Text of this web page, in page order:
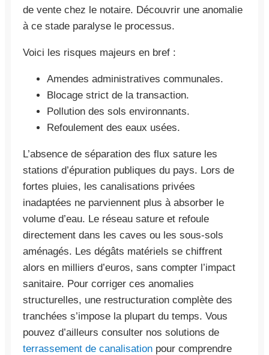
de vente chez le notaire. Découvrir une anomalie
à ce stade paralyse le processus.
Voici les risques majeurs en bref :
Amendes administratives communales.
Blocage strict de la transaction.
Pollution des sols environnants.
Refoulement des eaux usées.
L’absence de séparation des flux sature les
stations d’épuration publiques du pays. Lors de
fortes pluies, les canalisations privées
inadaptées ne parviennent plus à absorber le
volume d’eau. Le réseau sature et refoule
directement dans les caves ou les sous-sols
aménagés. Les dégâts matériels se chiffrent
alors en milliers d’euros, sans compter l’impact
sanitaire. Pour corriger ces anomalies
structurelles, une restructuration complète des
tranchées s’impose la plupart du temps. Vous
pouvez d’ailleurs consulter nos solutions de
terrassement de canalisation pour comprendre